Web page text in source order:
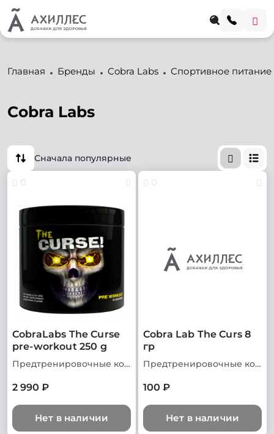
Главная Бренды Cobra Labs Спортивное питание
Cobra Labs
Сначала популярные
0
CobraLabs The Curse
pre-workout 250 g
Предтренировочные комплексы
2 990 ₽
Нет в наличии
0
Cobra Lab The Curs 8
гр
Предтренировочные комплексы
100 ₽
Нет в наличии